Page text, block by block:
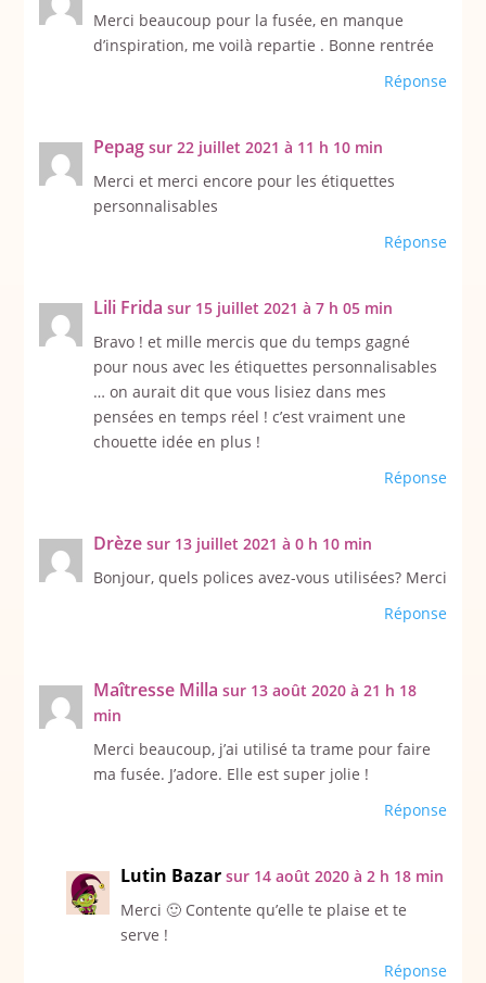
Merci beaucoup pour la fusée, en manque
d’inspiration, me voilà repartie . Bonne rentrée
Réponse
Pepag sur 22 juillet 2021 à 11 h 10 min
Merci et merci encore pour les étiquettes
personnalisables
Réponse
Lili Frida sur 15 juillet 2021 à 7 h 05 min
Bravo ! et mille mercis que du temps gagné
pour nous avec les étiquettes personnalisables
… on aurait dit que vous lisiez dans mes
pensées en temps réel ! c’est vraiment une
chouette idée en plus !
Réponse
Drèze sur 13 juillet 2021 à 0 h 10 min
Bonjour, quels polices avez-vous utilisées? Merci
Réponse
Maîtresse Milla sur 13 août 2020 à 21 h 18
min
Merci beaucoup, j’ai utilisé ta trame pour faire
ma fusée. J’adore. Elle est super jolie !
Réponse
Lutin Bazar sur 14 août 2020 à 2 h 18 min
Merci 🙂 Contente qu’elle te plaise et te
serve !
Réponse